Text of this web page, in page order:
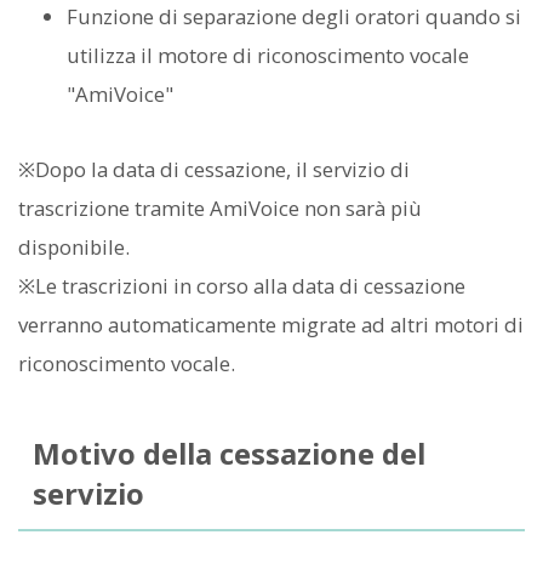
Funzione di separazione degli oratori quando si
utilizza il motore di riconoscimento vocale
"AmiVoice"
※Dopo la data di cessazione, il servizio di
trascrizione tramite AmiVoice non sarà più
disponibile.
※Le trascrizioni in corso alla data di cessazione
verranno automaticamente migrate ad altri motori di
riconoscimento vocale.
Motivo della cessazione del
servizio